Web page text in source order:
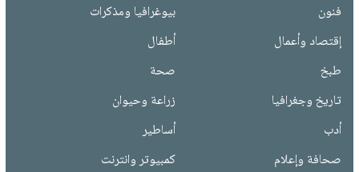
فنون
بيوغرافيا ومذكرات
إقتصاد وأعمال
أطفال
طبخ
صحة
تاريخ وجغرافيا
زراعة وحيوان
أدب
أساطير
صحافة وإعلام
كمبيوتر وانترنت